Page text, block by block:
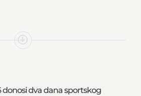
donosi dva dana sportskog